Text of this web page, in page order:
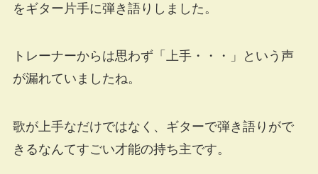
をギター片手に弾き語りしました。
トレーナーからは思わず「上手・・・」という声
が漏れていましたね。
歌が上手なだけではなく、ギターで弾き語りがで
きるなんてすごい才能の持ち主です。